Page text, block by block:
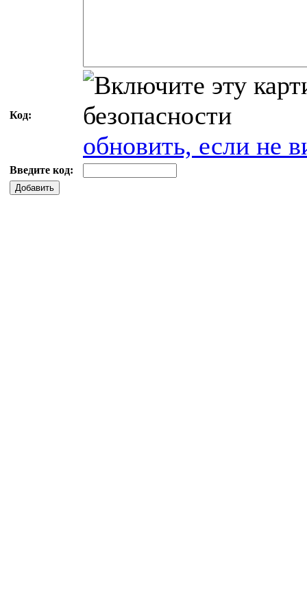
Код:
обновить, если не
Введите код:
Добавить